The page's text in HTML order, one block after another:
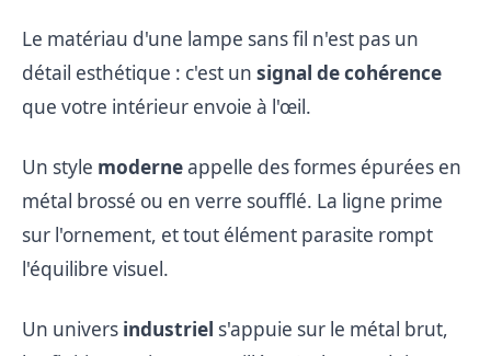
Le matériau d'une lampe sans fil n'est pas un
détail esthétique : c'est un signal de cohérence
que votre intérieur envoie à l'œil.
Un style moderneappelle des formes épurées en
métal brossé ou en verre soufflé. La ligne prime
sur l'ornement, et tout élément parasite rompt
l'équilibre visuel.
Un univers industriel s'appuie sur le métal brut,